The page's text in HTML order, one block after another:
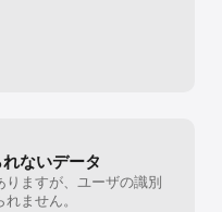
ないデータ
りますが、ユーザの識別
ません。